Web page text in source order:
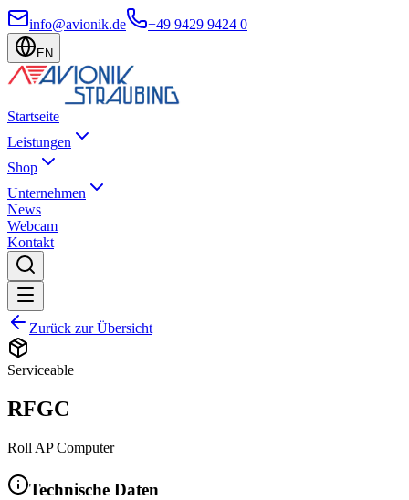
info@avionik.de +49 9429 9424 0
EN
Startseite
Leistungen
Shop
Unternehmen
News
Webcam
Kontakt
Zurück zur Übersicht
Serviceable
RFGC
Roll AP Computer
Technische Daten